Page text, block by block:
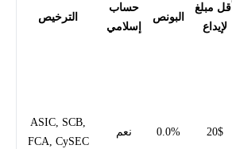
أقل مبلغ
لإيداع
البونص
حساب
إسلامي
الترخيص
20$
0.0% نعم
ASIC, SCB,
FCA, CySEC